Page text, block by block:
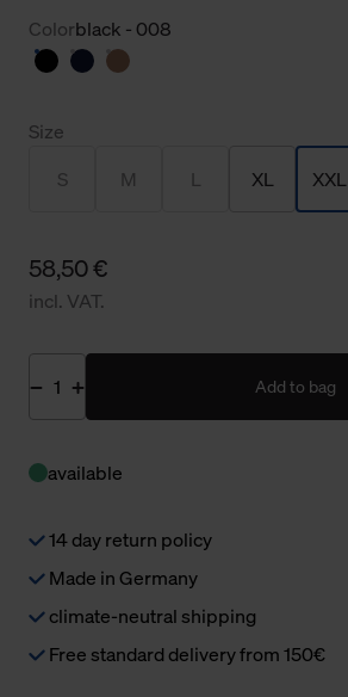
Colorblack - 008
Size
S M L XL XXL
58,50 €
incl. VAT.
Add to bag
available
14 day return policy
Made in Germany
climate-neutral shipping
Free standard delivery from 150€